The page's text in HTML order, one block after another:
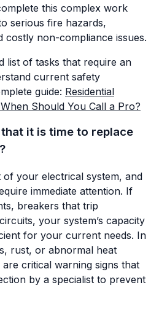
this complex work
serious fire hazards,
costly non-compliance issues.
list of tasks that require an
current safety
guide: Residential
Should You Call a Pro?
it is time to replace
your electrical system, and
immediate attention. If
breakers that trip
your system’s capacity
for your current needs. In
rust, or abnormal heat
critical warning signs that
by a specialist to prevent